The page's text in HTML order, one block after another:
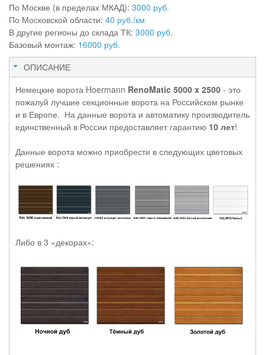
По Москве (в пределах МКАД): 3000 руб.
По Московской области: 40 руб./км
В другие регионы до склада ТК: 3000 руб.
Базовый монтаж: 16000 руб.
ОПИСАНИЕ
Немецкие ворота Hoermann RenoMatic 5000 x 2500 - это
пожалуй лучшие секционные ворота на Российском рынке
и в Европе. На данные ворота и автоматику производитель
единственный в России предоставляет гарантию 10 лет!
Данные ворота можно приобрести в следующих цветовых
решениях :
Либо в 3 «декорах»: